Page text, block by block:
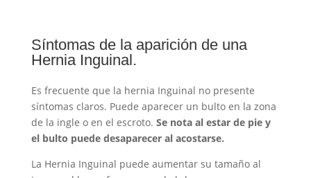
Síntomas de la aparición de una
Hernia Inguinal.
Es frecuente que la hernia Inguinal no presente
síntomas claros. Puede aparecer un bulto en la zona
de la ingle o en el escroto. Se nota al estar de pie y
el bulto puede desaparecer al acostarse.
La Hernia Inguinal puede aumentar su tamaño al